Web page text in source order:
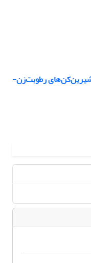
رطوبت‌زن-